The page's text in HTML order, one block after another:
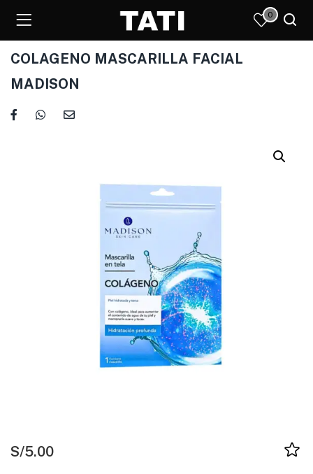
0
COLAGENO MASCARILLA FACIAL
MADISON
S/5.00